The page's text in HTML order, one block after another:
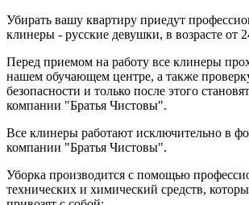
Убирать вашу квартиру приедут
клинеры - русские девушки, в возрасте от
Перед приемом на работу все клинеры
нашем обучающем центре, а также
безопасности и только после этого
компании "Братья Чистовы".
Все клинеры работают исключительно в
компании "Братья Чистовы".
Уборка производится с помощью
технических и химический средств,